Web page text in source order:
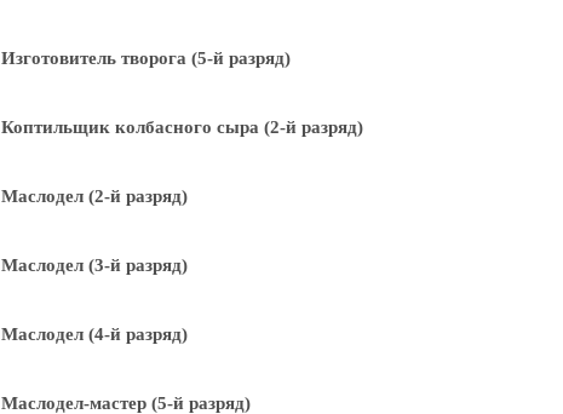
Изготовитель творога (5-й разряд)
Коптильщик колбасного сыра (2-й разряд)
Маслодел (2-й разряд)
Маслодел (3-й разряд)
Маслодел (4-й разряд)
Маслодел-мастер (5-й разряд)